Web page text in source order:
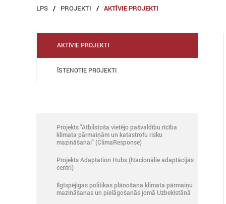
LPS PROJEKTI AKTĪVIE PROJEKTI
AKTĪVIE PROJEKTI
ĪSTENOTIE PROJEKTI
Projekts "Atbilstoša vietējo pašvaldību rīcība
klimata pārmaiņām un katastrofu risku
mazināšanai" (ClimaResponse)
Projekts Adaptation Hubs (Nacionālie adaptācijas
centri)
Ilgtspējīgas politikas plānošana klimata pārmaiņu
mazināšanas un pielāgošanās jomā Uzbekistānā